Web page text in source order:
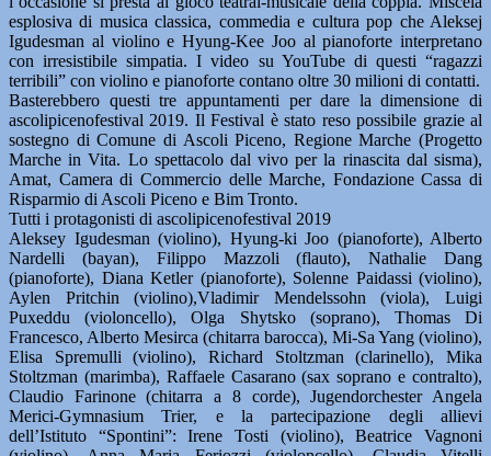
esplosiva di musica classica, commedia e cultura pop che Aleksej
Igudesman al violino e Hyung-Kee Joo al pianoforte interpretano
con irresistibile simpatia. I video su YouTube di questi “ragazzi
terribili” con violino e pianoforte contano oltre 30 milioni di contatti.
Basterebbero questi tre appuntamenti per dare la dimensione di
ascolipicenofestival 2019. Il Festival è stato reso possibile grazie al
sostegno di Comune di Ascoli Piceno, Regione Marche (Progetto
Marche in Vita. Lo spettacolo dal vivo per la rinascita dal sisma),
Amat, Camera di Commercio delle Marche, Fondazione Cassa di
Risparmio di Ascoli Piceno e Bim Tronto.
Tutti i protagonisti di ascolipicenofestival 2019
Aleksey Igudesman (violino), Hyung-ki Joo (pianoforte), Alberto
Nardelli (bayan), Filippo Mazzoli (flauto), Nathalie Dang
(pianoforte), Diana Ketler (pianoforte), Solenne Paidassi (violino),
Aylen Pritchin (violino),Vladimir Mendelssohn (viola), Luigi
Puxeddu (violoncello), Olga Shytsko (soprano), Thomas Di
Francesco, Alberto Mesirca (chitarra barocca), Mi-Sa Yang (violino),
Elisa Spremulli (violino), Richard Stoltzman (clarinello), Mika
Stoltzman (marimba), Raffaele Casarano (sax soprano e contralto),
Claudio Farinone (chitarra a 8 corde), Jugendorchester Angela
Merici-Gymnasium Trier, e la partecipazione degli allievi
dell’Istituto “Spontini”: Irene Tosti (violino), Beatrice Vagnoni